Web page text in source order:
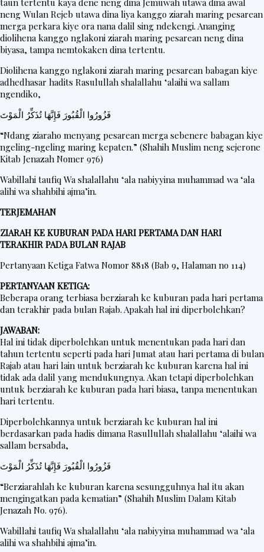
V
i
d
e
o
taun tertentu kaya dene neng dina Jemuwah utawa dina awal
neng Wulan Rejeb utawa dina liya kanggo ziarah maring pesarean
merga perkara kiye ora nana dalil sing ndekengi. Ananging
diolihena kanggo nglakoni ziarah maring pesarean neng dina
biyasa, tampa nemtokaken dina tertentu.
Diolihena kanggo nglakoni ziarah maring pesarean babagan kiye
adhedhasar hadits Rasulullah shalallahu ‘alaihi wa sallam
ngendiko,
فَزُورُوا الْقُبُورَ فَإِنَّهَا تُذَكِّرُ الْمَوْتَ
“Ndang ziaraho menyang pesarean merga sebenere babagan kiye
ngeling-ngeling maring kepaten.” (Shahih Muslim neng sejerone
Kitab Jenazah Nomer 976)
Wabillahi taufiq Wa shalallahu ‘ala nabiyyina muhammad wa ‘ala
alihi wa shahbihi ajma’in.
TERJEMAHAN
ZIARAH KE KUBURAN PADA HARI PERTAMA DAN HARI
TERAKHIR PADA BULAN RAJAB
Pertanyaan Ketiga Fatwa Nomor 8818 (Bab 9, Halaman no 114)
PERTANYAAN KETIGA:
Beberapa orang terbiasa berziarah ke kuburan pada hari pertama
dan terakhir pada bulan Rajab. Apakah hal ini diperbolehkan?
JAWABAN:
Hal ini tidak diperbolehkan untuk menentukan pada hari dan
tahun tertentu seperti pada hari Jumat atau hari pertama di bulan
Rajab atau hari lain untuk berziarah ke kuburan karena hal ini
tidak ada dalil yang mendukungnya. Akan tetapi diperbolehkan
untuk berziarah ke kuburan pada hari biasa, tanpa menentukan
hari tertentu.
Diperbolehkannya untuk berziarah ke kuburan hal ini
berdasarkan pada hadis dimana Rasullullah shalallahu ‘alaihi wa
sallam bersabda,
فَزُورُوا الْقُبُورَ فَإِنَّهَا تُذَكِّرُ الْمَوْتَ
“Berziarahlah ke kuburan karena sesungguhnya hal itu akan
mengingatkan pada kematian” (Shahih Muslim Dalam Kitab
Jenazah No. 976).
Wabillahi taufiq Wa shalallahu ‘ala nabiyyina muhammad wa ‘ala
alihi wa shahbihi ajma’in.